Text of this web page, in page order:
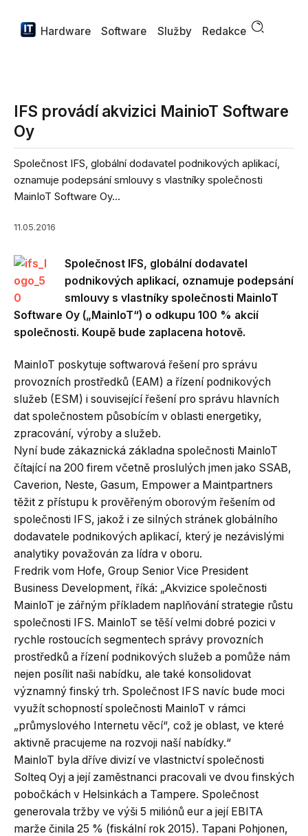
Hardware Software Služby Redakce
IFS provádí akvizici MainioT Software
Oy
Společnost IFS, globální dodavatel podnikových aplikací,
oznamuje podepsání smlouvy s vlastníky společnosti
MainIoT Software Oy...
11.05.2016
Společnost IFS, globální dodavatel
podnikových aplikací, oznamuje podepsání
smlouvy s vlastníky společnosti MainIoT
Software Oy („MainIoT“) o odkupu 100 % akcií
společnosti. Koupě bude zaplacena hotově.
MainIoT poskytuje softwarová řešení pro správu
provozních prostředků (EAM) a řízení podnikových
služeb (ESM) i související řešení pro správu hlavních
dat společnostem působícím v oblasti energetiky,
zpracování, výroby a služeb.
Nyní bude zákaznická základna společnosti MainloT
čítající na 200 firem včetně proslulých jmen jako SSAB,
Caverion, Neste, Gasum, Empower a Maintpartners
těžit z přístupu k prověřeným oborovým řešením od
společnosti IFS, jakož i ze silných stránek globálního
dodavatele podnikových aplikací, který je nezávislými
analytiky považován za lídra v oboru.
Fredrik vom Hofe, Group Senior Vice President
Business Development, říká: „Akvizice společnosti
MainloT je zářným příkladem naplňování strategie růstu
společnosti IFS. MainloT se těší velmi dobré pozici v
rychle rostoucích segmentech správy provozních
prostředků a řízení podnikových služeb a pomůže nám
nejen posílit naši nabídku, ale také konsolidovat
významný finský trh. Společnost IFS navíc bude moci
využít schopností společnosti MainloT v rámci
„průmyslového Internetu věcí“, což je oblast, ve které
aktivně pracujeme na rozvoji naší nabídky.“
MainloT byla dříve divizí ve vlastnictví společnosti
Solteq Oyj a její zaměstnanci pracovali ve dvou finských
pobočkách v Helsinkách a Tampere. Společnost
generovala tržby ve výši 5 miliónů eur a její EBITA
marže činila 25 % (fiskální rok 2015). Tapani Pohjonen,